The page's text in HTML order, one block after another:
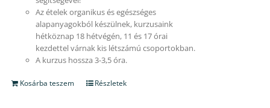
Az ételek organikus és egészséges
alapanyagokból készülnek, kurzusaink
hétköznap 18 hétvégén, 11 és 17 órai
kezdettel várnak kis létszámú csoportokban.
A kurzus hossza 3-3,5 óra.
Kosárba teszem Részletek